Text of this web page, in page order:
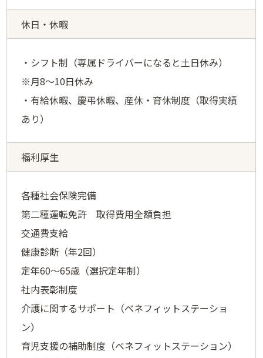
休日・休暇
・シフト制（専属ドライバーになると土日休み）
※月8～10日休み
・有給休暇、慶弔休暇、産休・育休制度（取得実績
あり）
福利厚生
各種社会保険完備
第二種運転免許 取得費用全額負担
交通費支給
健康診断（年2回）
定年60～65歳（選択定年制）
社内表彰制度
介護に関するサポート（ベネフィットステーショ
ン）
育児支援の補助制度（ベネフィットステーション）